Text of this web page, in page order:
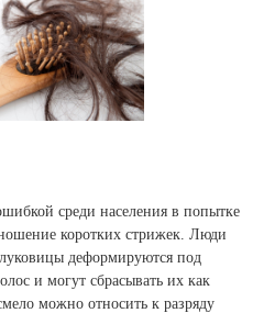
среди населения в попытке
коротких стрижек. Люди
деформируются под
и могут сбрасывать их как
можно относить к разряду